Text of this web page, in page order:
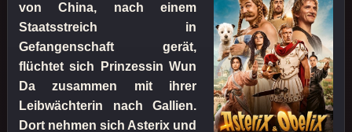
von China, nach einem
Staatsstreich in
Gefangenschaft gerät,
flüchtet sich Prinzessin Wun
Da zusammen mit ihrer
Leibwächterin nach Gallien.
Dort nehmen sich Asterix und